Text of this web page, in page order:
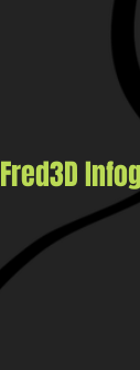
Fred3D